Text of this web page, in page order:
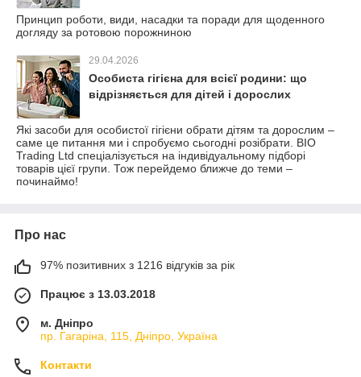
Принцип роботи, види, насадки та поради для щоденного
догляду за ротовою порожниною
29.04.2026
Особиста гігієна для всієї родини: що
відрізняється для дітей і дорослих
Які засоби для особистої гігієни обрати дітям та дорослим –
саме це питання ми і спробуємо сьогодні розібрати. BIO
Trading Ltd спеціалізується на індивідуальному підборі
товарів цієї групи. Тож перейдемо ближче до теми –
починаймо!
Про нас
97% позитивних з 1216 відгуків за рік
Працює з 13.03.2018
м. Дніпро
пр. Гагаріна, 115, Дніпро, Україна
Контакти